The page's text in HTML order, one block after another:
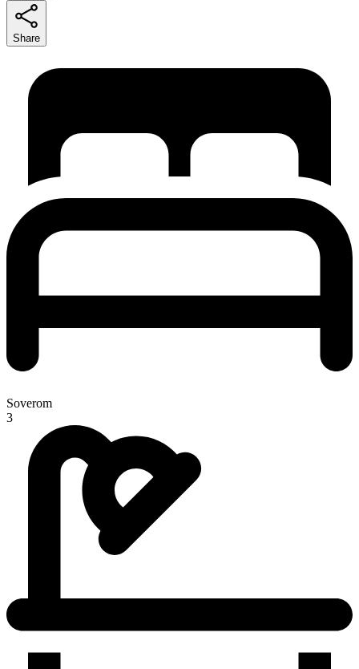
Share
Soverom
3